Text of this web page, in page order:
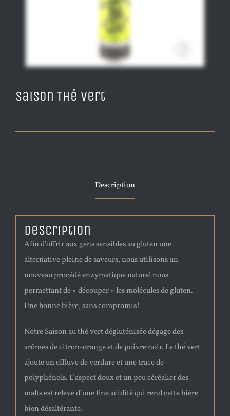
Saison Thé Vert
Description
Description
Afin d’offrir aux gens sensibles au gluten une
alternative pleine de saveurs, nous utilisons un
nouveau procédé enzymatique naturel nous
permettant de « découper » les molécules de gluten.
Une bonne bière, sans compromis!
Notre Saison au thé vert dégluténisée dégage des
arômes de citron-orange et de poivre noir. Le thé vert
ajoute un effluve de verdure et une trace de
polyphénols. L’aspect doux et un peu céréalier des
malts est relevé d’une fine acidité qui rend cette bière
bien désaltérante.